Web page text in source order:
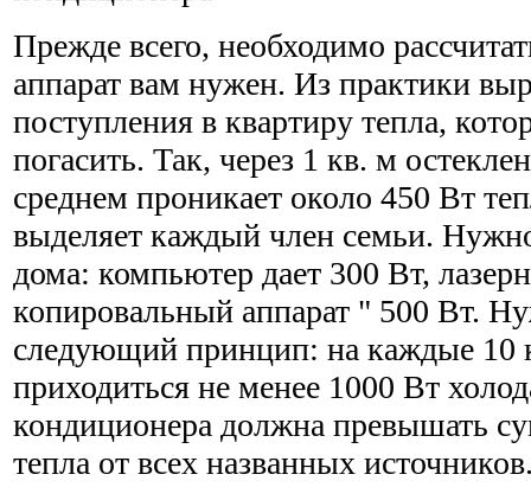
Прежде всего, необходимо
аппарат вам нужен. Из практики
поступления в квартиру тепла,
погасить. Так, через 1 кв. м
среднем проникает около 450 Вт
выделяет каждый член семьи.
дома: компьютер дает 300 Вт,
копировальный аппарат " 500 Вт.
следующий принцип: на каждые 10
приходиться не менее 1000 Вт
кондиционера должна превышать
тепла от всех названных